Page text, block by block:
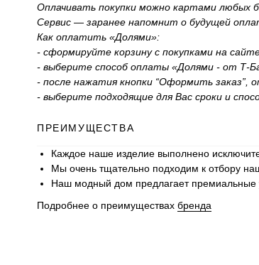
Оплачивать покупки можно картами любых
Сервис — заранее напомнит о будущей
Как оплатить «Долями»:
- сформируйте корзину с покупками на
- выберите способ оплаты «Долями - от Т-
- после нажатия кнопки “Оформить заказ”,
- выберите подходящие для Вас сроки и
ПРЕИМУЩЕСТВА
Каждое наше изделие выполнено
Мы очень тщательно подходим к отбору
Наш модный дом предлагает премиальные
Подробнее о преимуществах бренда